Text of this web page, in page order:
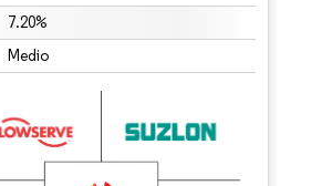
7.20%
Medio